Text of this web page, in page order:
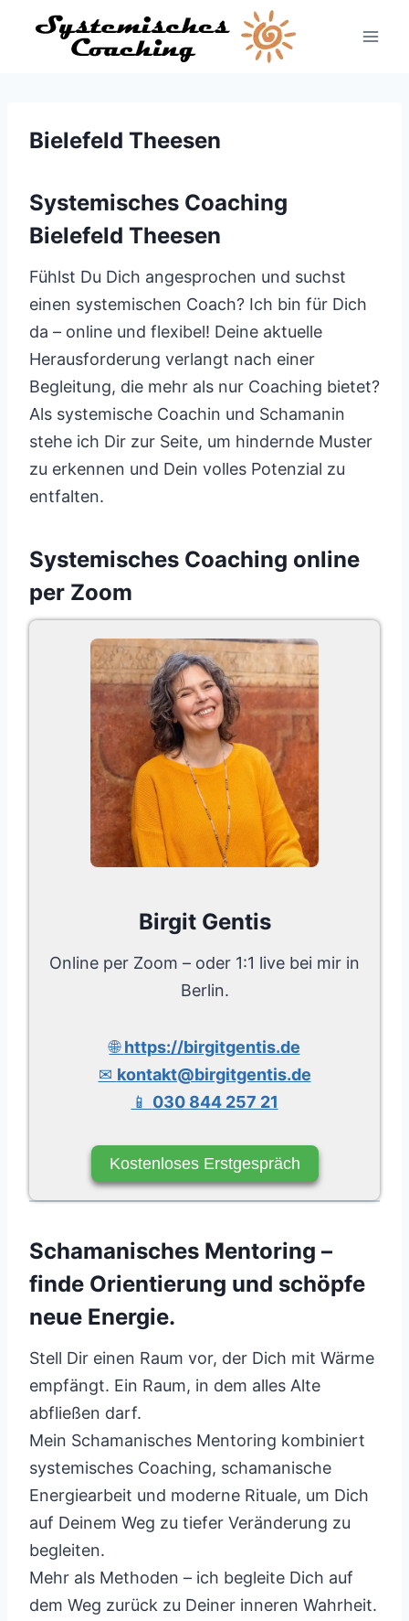
Inhalt
Bielefeld Theesen
Systemisches Coaching
Bielefeld Theesen
Fühlst Du Dich angesprochen und suchst
einen systemischen Coach? Ich bin für Dich
da – online und flexibel! Deine aktuelle
Herausforderung verlangt nach einer
Begleitung, die mehr als nur Coaching bietet?
Als systemische Coachin und Schamanin
stehe ich Dir zur Seite, um hindernde Muster
zu erkennen und Dein volles Potenzial zu
entfalten.
Systemisches Coaching online
per Zoom
Birgit Gentis
Online per Zoom – oder 1:1 live bei mir in
Berlin.
🌐https://birgitgentis.de
✉ kontakt@birgitgentis.de
📱 030 844 257 21
Kostenloses Erstgespräch
Schamanisches Mentoring –
finde Orientierung und schöpfe
neue Energie.
Stell Dir einen Raum vor, der Dich mit Wärme
empfängt. Ein Raum, in dem alles Alte
abfließen darf.
Mein Schamanisches Mentoring kombiniert
systemisches Coaching, schamanische
Energiearbeit und moderne Rituale, um Dich
auf Deinem Weg zu tiefer Veränderung zu
begleiten.
Mehr als Methoden – ich begleite Dich auf
dem Weg zurück zu Deiner inneren Wahrheit.